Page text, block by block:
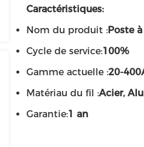
Caractéristiques:
Nom du produit :Poste
Cycle de service:100%
Gamme actuelle :20-
Matériau du fil :Acier,
Garantie:1 an